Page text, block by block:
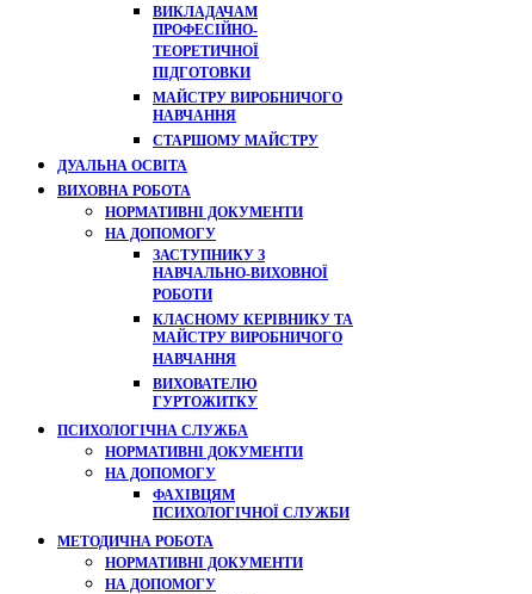
ВИКЛАДАЧАМ
ПРОФЕСІЙНО-
ТЕОРЕТИЧНОЇ
ПІДГОТОВКИ
МАЙСТРУ ВИРОБНИЧОГО
НАВЧАННЯ
СТАРШОМУ МАЙСТРУ
ДУАЛЬНА ОСВІТА
ВИХОВНА РОБОТА
НОРМАТИВНІ ДОКУМЕНТИ
НА ДОПОМОГУ
ЗАСТУПНИКУ З
НАВЧАЛЬНО-ВИХОВНОЇ
РОБОТИ
КЛАСНОМУ КЕРІВНИКУ ТА
МАЙСТРУ ВИРОБНИЧОГО
НАВЧАННЯ
ВИХОВАТЕЛЮ
ГУРТОЖИТКУ
ПСИХОЛОГІЧНА СЛУЖБА
НОРМАТИВНІ ДОКУМЕНТИ
НА ДОПОМОГУ
ФАХІВЦЯМ
ПСИХОЛОГІЧНОЇ СЛУЖБИ
МЕТОДИЧНА РОБОТА
НОРМАТИВНІ ДОКУМЕНТИ
НА ДОПОМОГУ